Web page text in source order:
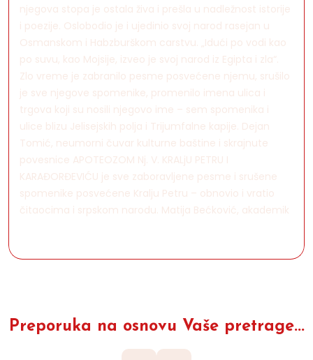
njegova stopa je ostala živa i prešla u nadležnost istorije
i poezije. Oslobodio je i ujedinio svoj narod rasejan u
Osmanskom i Habzburškom carstvu. „Idući po vodi kao
po suvu, kao Mojsije, izveo je svoj narod iz Egipta i zla“.
Zlo vreme je zabranilo pesme posvećene njemu, srušilo
je sve njegove spomenike, promenilo imena ulica i
trgova koji su nosili njegovo ime – sem spomenika i
ulice blizu Jelisejskih polja i Trijumfalne kapije. Dejan
Tomić, neumorni čuvar kulturne baštine i skrajnute
povesnice APOTEOZOM Nj. V. KRALjU PETRU I
KARAĐORĐEVIĆU je sve zaboravljene pesme i srušene
spomenike posvećene Kralju Petru – obnovio i vratio
čitaocima i srpskom narodu. Matija Bećković, akademik
Preporuka na osnovu Vaše pretrage...